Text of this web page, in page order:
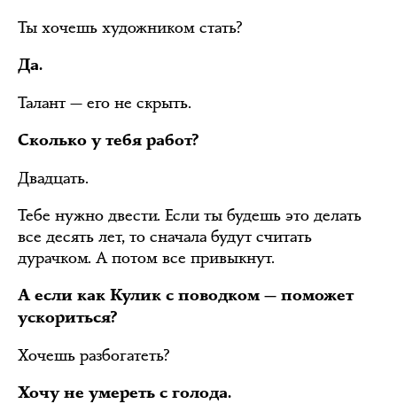
Ты хочешь художником стать?
Да.
Талант — его не скрыть.
Сколько у тебя работ?
Двадцать.
Тебе нужно двести. Если ты будешь это делать
все десять лет, то сначала будут считать
дурачком. А потом все привыкнут.
А если как Кулик с поводком — поможет
ускориться?
Хочешь разбогатеть?
Хочу не умереть с голода.